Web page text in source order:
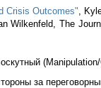
Crisis Outcomes" ,
Wilkenfeld, The
за